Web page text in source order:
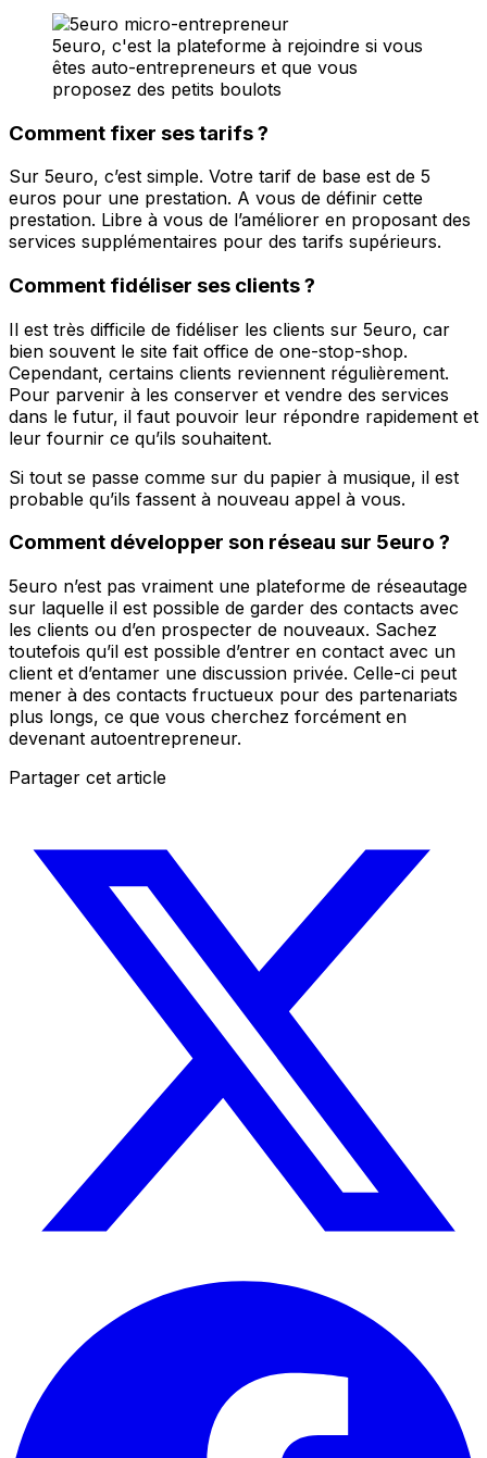
5euro, c'est la plateforme à rejoindre si vous
êtes auto-entrepreneurs et que vous
proposez des petits boulots
Comment fixer ses tarifs ?
Sur 5euro, c’est simple. Votre tarif de base est de 5
euros pour une prestation. A vous de définir cette
prestation. Libre à vous de l’améliorer en proposant des
services supplémentaires pour des tarifs supérieurs.
Comment fidéliser ses clients ?
Il est très difficile de fidéliser les clients sur 5euro, car
bien souvent le site fait office de one-stop-shop.
Cependant, certains clients reviennent régulièrement.
Pour parvenir à les conserver et vendre des services
dans le futur, il faut pouvoir leur répondre rapidement et
leur fournir ce qu’ils souhaitent.
Si tout se passe comme sur du papier à musique, il est
probable qu’ils fassent à nouveau appel à vous.
Comment développer son réseau sur 5euro ?
5euro n’est pas vraiment une plateforme de réseautage
sur laquelle il est possible de garder des contacts avec
les clients ou d’en prospecter de nouveaux. Sachez
toutefois qu’il est possible d’entrer en contact avec un
client et d’entamer une discussion privée. Celle-ci peut
mener à des contacts fructueux pour des partenariats
plus longs, ce que vous cherchez forcément en
devenant autoentrepreneur.
Partager cet article